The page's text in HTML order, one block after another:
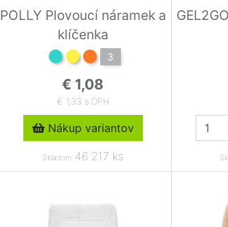
POLLY Plovoucí náramek a
klíčenka
3
€ 1,08
€ 1,33 s DPH
Nákup variantov
Skladom46 217 ks